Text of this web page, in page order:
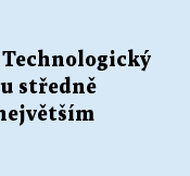
středně